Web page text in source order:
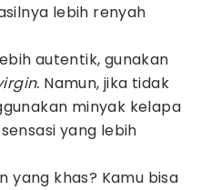
lebih renyah
autentik, gunakan
Namun, jika tidak
minyak kelapa
yang lebih
yang khas? Kamu bisa